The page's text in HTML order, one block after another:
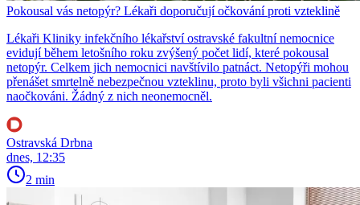
Pokousal vás netopýr? Lékaři doporučují očkování proti vzteklině
Lékaři Kliniky infekčního lékařství ostravské fakultní nemocnice
evidují během letošního roku zvýšený počet lidí, které pokousal
netopýr. Celkem jich nemocnici navštívilo patnáct. Netopýři mohou
přenášet smrtelně nebezpečnou vzteklinu, proto byli všichni pacienti
naočkováni. Žádný z nich neonemocněl.
Ostravská Drbna
dnes, 12:35
2 min